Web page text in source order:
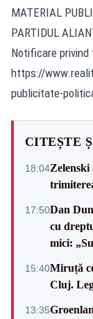
MATERIAL
PARTIDUL
Notificare
https://
publicitate-
CITEȘTE
18:04Zelenski
17:50Dan
cu
mici:
15:40Miruță
Cluj.
13:35